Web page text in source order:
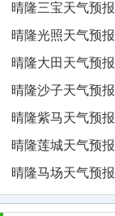
晴隆三宝天气预报
晴隆光照天气预报
晴隆大田天气预报
晴隆沙子天气预报
晴隆紫马天气预报
晴隆莲城天气预报
晴隆马场天气预报